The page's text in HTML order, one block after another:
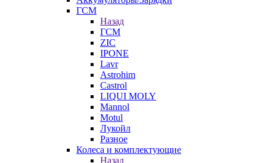
ГСМ
Назад
ГСМ
ZIC
IPONE
Lavr
Astrohim
Castrol
LIQUI MOLY
Mannol
Motul
Лукойл
Разное
Колеса и комплектующие
Назад